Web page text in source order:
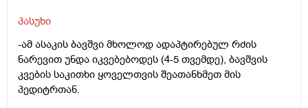
პასუხი
-ამ ასაკის ბავშვი მხოლოდ ადაპტირებულ რძის
ნარევით უნდა იკვებებოდეს (4-5 თვემდე), ბავშვის
კვების საკითხი ყოველთვის შეათანხმეთ მის
პედიტრთან.